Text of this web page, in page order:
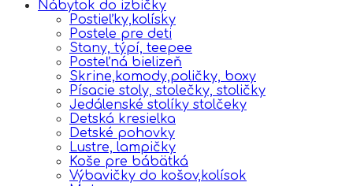
Nábytok do izbičky
Postieľky,kolísky
Postele pre deti
Stany, týpí, teepee
Posteľná bielizeň
Skrine,komody,poličky, boxy
Písacie stoly, stolečky, stoličky
Jedálenské stolíky stolčeky
Detská kresielka
Detské pohovky
Lustre, lampičky
Koše pre bábätká
Výbavičky do košov,kolísok